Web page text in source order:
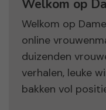
Welkom op
Welkom op
online
duizenden
verhalen, leuke
bakken vol